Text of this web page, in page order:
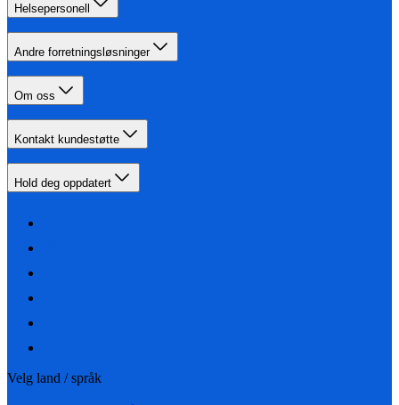
Helsepersonell
Andre forretningsløsninger
Om oss
Kontakt kundestøtte
Hold deg oppdatert
Velg land / språk